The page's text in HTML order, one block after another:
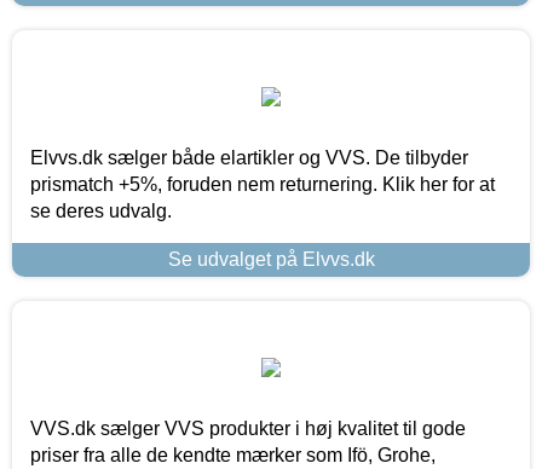
Elvvs.dk sælger både elartikler og VVS. De tilbyder
prismatch +5%, foruden nem returnering. Klik her for at
se deres udvalg.
Se udvalget på Elvvs.dk
VVS.dk sælger VVS produkter i høj kvalitet til gode
priser fra alle de kendte mærker som Ifö, Grohe,